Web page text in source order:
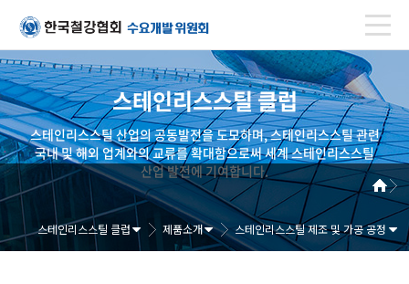
스테인리스스틸 클럽
스테인리스스틸 산업의 공동발전을 도모하며, 스테인리스스틸 관련
국내 및 해외 업계와의 교류를 확대함으로써 세계 스테인리스스틸
산업 발전에 기여합니다.
스테인리스스틸 클럽 제품소개 스테인리스스틸 제조 및 가공 공정